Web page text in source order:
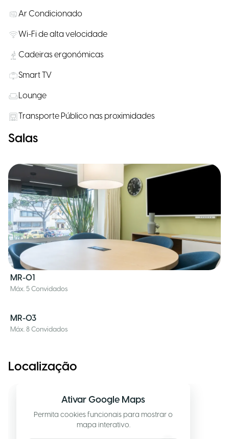
Ar Condicionado
Wi-Fi de alta velocidade
Cadeiras ergonómicas
Smart TV
Lounge
Transporte Público nas proximidades
Salas
MR-01
Máx. 5 Convidados
MR-03
Máx. 8 Convidados
Localização
Ativar Google Maps
Permita cookies funcionais para mostrar o
mapa interativo.